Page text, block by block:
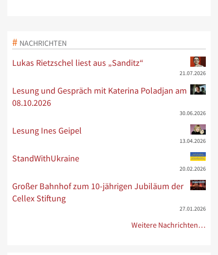
NACHRICHTEN
Lukas Rietzschel liest aus „Sanditz“
21.07.2026
Lesung und Gespräch mit Katerina Poladjan am
08.10.2026
30.06.2026
Lesung Ines Geipel
13.04.2026
StandWithUkraine
20.02.2026
Großer Bahnhof zum 10-jährigen Jubiläum der
Cellex Stiftung
27.01.2026
Weitere Nachrichten…